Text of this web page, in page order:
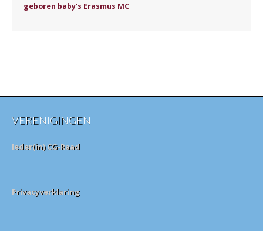
geboren baby’s Erasmus MC
VERENIGINGEN
Ieder(in) CG-Raad
Privacyverklaring